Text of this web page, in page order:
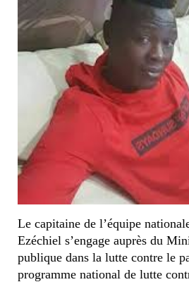
Le capitaine de l’équipe
Ezéchiel s’engage auprès du
publique dans la lutte contre le
programme national de lutte